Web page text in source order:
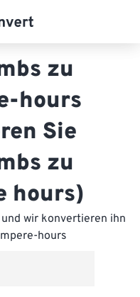
zu
hours
Sie
zu
hours)
wir konvertieren ihn
hours